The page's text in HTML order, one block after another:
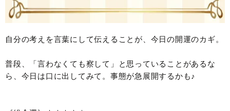
自分の考えを言葉にして伝えることが、今日の開運のカギ。
普段、「言わなくても察して」と思っていることがあるな
ら、今日は口に出してみて。事態が急展開するかも♪